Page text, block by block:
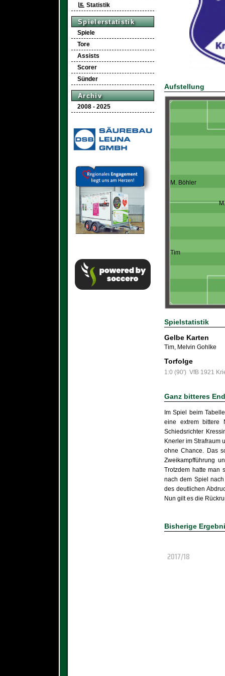
Statistik
Spielerstatistik
Spiele
Tore
Assists
Scorer
Sünder
Archiv
2008 - 2025
Aufstellung
M. Böhler
Tim
Spielstatistik
Gelbe Karten
Tim, Melvin Gohlke
Torfolge
1:0 (90') VfB 1921
Ganz bitteres
Im Spiel beim
eine extrem bittere
Schiedsrichter
Knerler im Strafraum
ohne Chance. Das
Zweikampfführung
Trotzdem hatte man
nach dem Spiel
des deutlichen
Nun gilt es die
Bisherige
2017/18